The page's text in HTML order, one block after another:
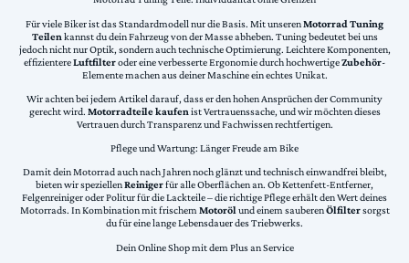
Für viele Biker ist das Standardmodell nur die Basis. Mit unserenMotorrad Tuning
Teilen kannst du dein Fahrzeug von der Masse abheben. Tuning bedeutet bei uns
jedoch nicht nur Optik, sondern auch technische Optimierung. Leichtere Komponenten,
effizientereLuftfilteroder eine verbesserte Ergonomie durch hochwertigeZubehör-
Elemente machen aus deiner Maschine ein echtes Unikat.
Wir achten bei jedem Artikel darauf, dass er den hohen Ansprüchen der Community
gerecht wird. Motorradteile kaufen ist Vertrauenssache, und wir möchten dieses
Vertrauen durch Transparenz und Fachwissen rechtfertigen.
Pflege und Wartung: Länger Freude am Bike
Damit dein Motorrad auch nach Jahren noch glänzt und technisch einwandfrei bleibt,
bieten wir speziellenReinigerfür alle Oberflächen an. Ob Kettenfett-Entferner,
Felgenreiniger oder Politur für die Lackteile – die richtige Pflege erhält den Wert deines
Motorrads. In Kombination mit frischemMotorölund einem sauberenÖlfiltersorgst
du für eine lange Lebensdauer des Triebwerks.
Dein Online Shop mit dem Plus an Service